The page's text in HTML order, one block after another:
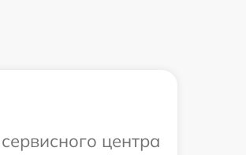
центра